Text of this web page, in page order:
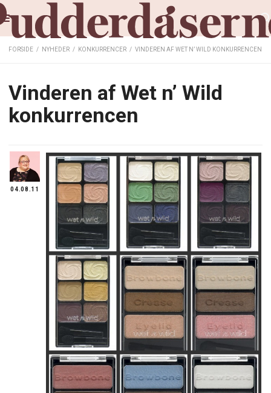
FORSIDE / NYHEDER / KONKURRENCER / VINDEREN AF WET N’ WILD KONKURRENCEN
Vinderen af Wet n’ Wild
konkurrencen
04.08.11